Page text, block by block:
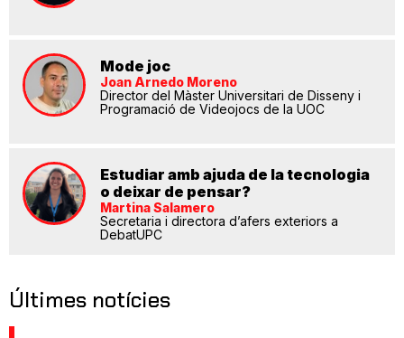
Mode joc
Joan Arnedo Moreno
Director del Màster Universitari de Disseny i
Programació de Videojocs de la UOC
Estudiar amb ajuda de la tecnologia
o deixar de pensar?
Martina Salamero
Secretaria i directora d’afers exteriors a
DebatUPC
Últimes notícies